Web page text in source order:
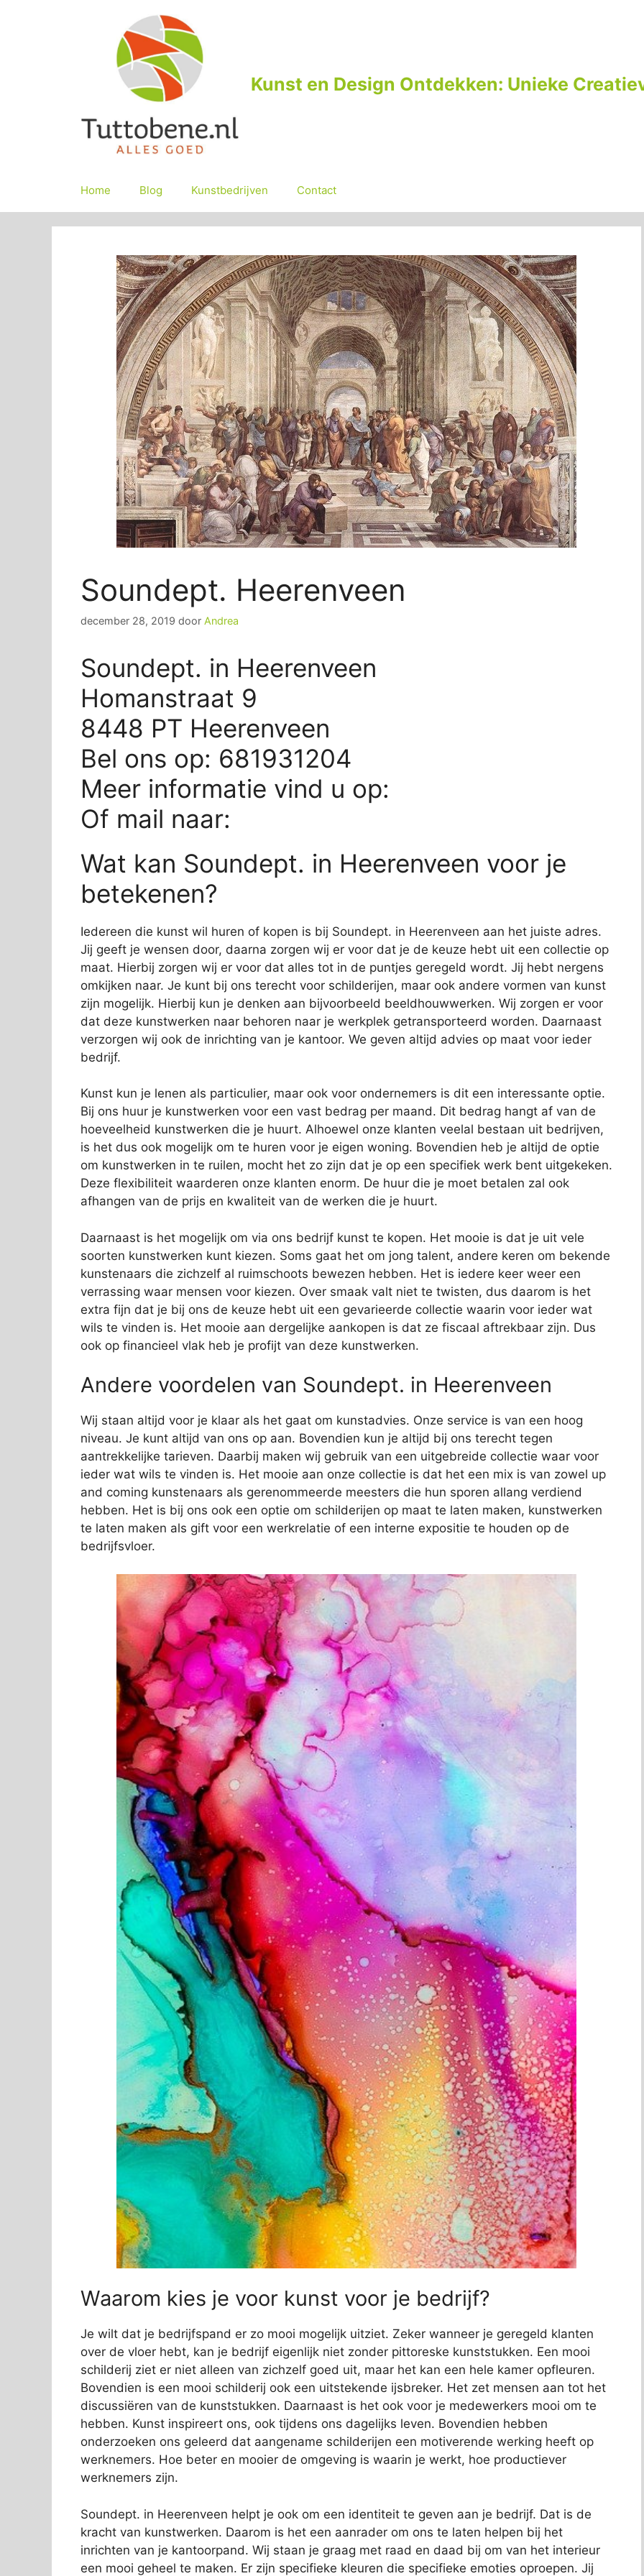
Kunst en Design Ontdekken: Unieke
Home Blog Kunstbedrijven Contact
Soundept. Heerenveen
december 28, 2019 door Andrea
Soundept. in Heerenveen
Homanstraat 9
8448 PT Heerenveen
Bel ons op: 681931204
Meer informatie vind u op:
Of mail naar:
Wat kan Soundept. in Heerenveen voor je
betekenen?
Iedereen die kunst wil huren of kopen is bij Soundept. in Heerenveen aan het juiste adres.
Jij geeft je wensen door, daarna zorgen wij er voor dat je de keuze hebt uit een collectie op
maat. Hierbij zorgen wij er voor dat alles tot in de puntjes geregeld wordt. Jij hebt nergens
omkijken naar. Je kunt bij ons terecht voor schilderijen, maar ook andere vormen van kunst
zijn mogelijk. Hierbij kun je denken aan bijvoorbeeld beeldhouwwerken. Wij zorgen er voor
dat deze kunstwerken naar behoren naar je werkplek getransporteerd worden. Daarnaast
verzorgen wij ook de inrichting van je kantoor. We geven altijd advies op maat voor ieder
bedrijf.
Kunst kun je lenen als particulier, maar ook voor ondernemers is dit een interessante optie.
Bij ons huur je kunstwerken voor een vast bedrag per maand. Dit bedrag hangt af van de
hoeveelheid kunstwerken die je huurt. Alhoewel onze klanten veelal bestaan uit bedrijven,
is het dus ook mogelijk om te huren voor je eigen woning. Bovendien heb je altijd de optie
om kunstwerken in te ruilen, mocht het zo zijn dat je op een specifiek werk bent uitgekeken.
Deze flexibiliteit waarderen onze klanten enorm. De huur die je moet betalen zal ook
afhangen van de prijs en kwaliteit van de werken die je huurt.
Daarnaast is het mogelijk om via ons bedrijf kunst te kopen. Het mooie is dat je uit vele
soorten kunstwerken kunt kiezen. Soms gaat het om jong talent, andere keren om bekende
kunstenaars die zichzelf al ruimschoots bewezen hebben. Het is iedere keer weer een
verrassing waar mensen voor kiezen. Over smaak valt niet te twisten, dus daarom is het
extra fijn dat je bij ons de keuze hebt uit een gevarieerde collectie waarin voor ieder wat
wils te vinden is. Het mooie aan dergelijke aankopen is dat ze fiscaal aftrekbaar zijn. Dus
ook op financieel vlak heb je profijt van deze kunstwerken.
Andere voordelen van Soundept. in Heerenveen
Wij staan altijd voor je klaar als het gaat om kunstadvies. Onze service is van een hoog
niveau. Je kunt altijd van ons op aan. Bovendien kun je altijd bij ons terecht tegen
aantrekkelijke tarieven. Daarbij maken wij gebruik van een uitgebreide collectie waar voor
ieder wat wils te vinden is. Het mooie aan onze collectie is dat het een mix is van zowel up
and coming kunstenaars als gerenommeerde meesters die hun sporen allang verdiend
hebben. Het is bij ons ook een optie om schilderijen op maat te laten maken, kunstwerken
te laten maken als gift voor een werkrelatie of een interne expositie te houden op de
bedrijfsvloer.
Waarom kies je voor kunst voor je bedrijf?
Je wilt dat je bedrijfspand er zo mooi mogelijk uitziet. Zeker wanneer je geregeld klanten
over de vloer hebt, kan je bedrijf eigenlijk niet zonder pittoreske kunststukken. Een mooi
schilderij ziet er niet alleen van zichzelf goed uit, maar het kan een hele kamer opfleuren.
Bovendien is een mooi schilderij ook een uitstekende ijsbreker. Het zet mensen aan tot het
discussiëren van de kunststukken. Daarnaast is het ook voor je medewerkers mooi om te
hebben. Kunst inspireert ons, ook tijdens ons dagelijks leven. Bovendien hebben
onderzoeken ons geleerd dat aangename schilderijen een motiverende werking heeft op
werknemers. Hoe beter en mooier de omgeving is waarin je werkt, hoe productiever
werknemers zijn.
Soundept. in Heerenveen helpt je ook om een identiteit te geven aan je bedrijf. Dat is de
kracht van kunstwerken. Daarom is het een aanrader om ons te laten helpen bij het
inrichten van je kantoorpand. Wij staan je graag met raad en daad bij om van het interieur
een mooi geheel te maken. Er zijn specifieke kleuren die specifieke emoties oproepen. Jij